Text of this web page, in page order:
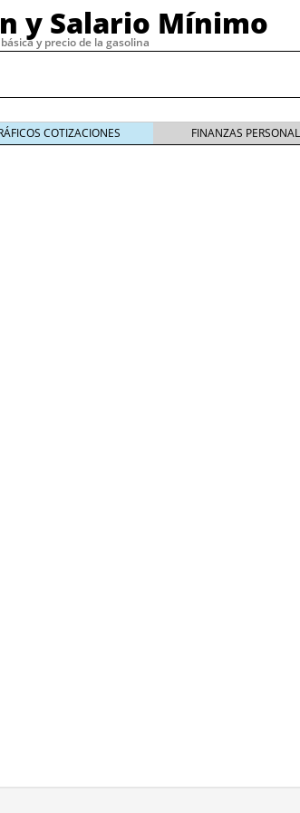
y Salario Mínimo
y precio de la gasolina
COTIZACIONES FINANZAS